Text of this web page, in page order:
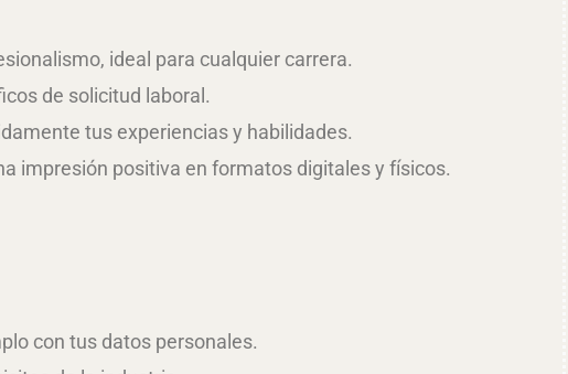
ideal para cualquier carrera.
de solicitud laboral.
tus experiencias y habilidades.
impresión positiva en formatos digitales y físicos.
con tus datos personales.